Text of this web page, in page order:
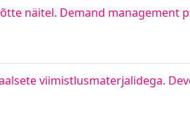
näitel. Demand management
viimistlusmaterjalidega.